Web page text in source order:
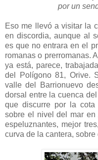
por un
Eso me llevó a visitar la
en discordia, aunque al
es que no entrara en el
romanas o prerromanas.
ya está, parece,
del Polígono 81, Orive.
valle del Barrionuevo
dorsal entre la cuenca
que discurre por la cota
sobre el nivel del mar
espeluznantes, mejor
curva de la cantera, sobre